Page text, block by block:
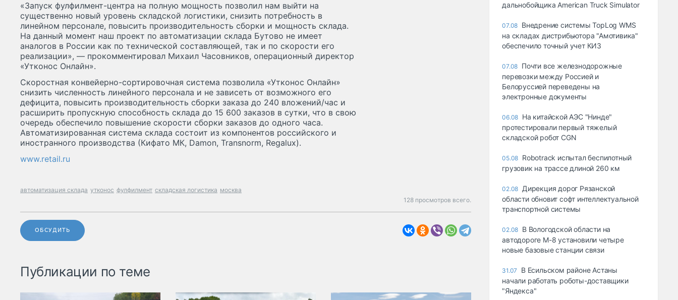
«Запуск фулфилмент-центра на полную мощность позволил нам выйти на
существенно новый уровень складской логистики, снизить потребность в
линейном персонале, повысить производительность сборки и мощность склада.
На данный момент наш проект по автоматизации склада Бутово не имеет
аналогов в России как по технической составляющей, так и по скорости его
реализации», — прокомментировал Михаил Часовников, операционный директор
«Утконос Онлайн».
Скоростная конвейерно-сортировочная система позволила «Утконос Онлайн»
снизить численность линейного персонала и не зависеть от возможного его
дефицита, повысить производительность сборки заказа до 240 вложений/час и
расширить пропускную способность склада до 15 600 заказов в сутки, что в свою
очередь обеспечило повышение скорости сборки заказов до одного часа.
Автоматизированная система склада состоит из компонентов российского и
иностранного производства (Кифато МК, Damon, Transnorm, Regalux).
www.retail.ru
автоматизация склада утконос фулфилмент складская логистика москва
128 просмотров всего.
ОБСУДИТЬ
Публикации по теме
дальнобойщика American Truck Simulator
07.08 Внедрение системы TopLog WMS
на складах дистрибьютора "Амотивика"
обеспечило точный учет КИЗ
07.08 Почти все железнодорожные
перевозки между Россией и
Белоруссией переведены на
электронные документы
06.08 На китайской АЭС "Нинде"
протестировали первый тяжелый
складской робот CGN
05.08 Robotrack испытал беспилотный
грузовик на трассе длиной 260 км
02.08 Дирекция дорог Рязанской
области обновит софт интеллектуальной
транспортной системы
02.08 В Вологодской области на
автодороге М-8 установили четыре
новые базовые станции связи
31.07
В Есильском районе Астаны
начали работать роботы-доставщики
"Яндекса"